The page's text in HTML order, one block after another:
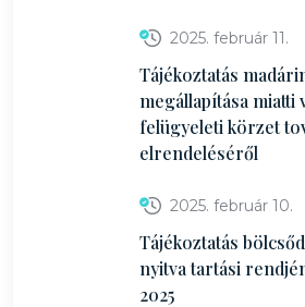
2025. február 11.
Tájékoztatás
megállapítása miatti
felügyeleti körzet
elrendeléséről
2025. február 10.
Tájékoztatás
nyitva tartási
2025